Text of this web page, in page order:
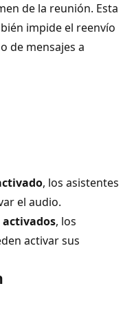
de la reunión. Esta
impide el reenvío
de mensajes a
, los asistentes
el audio.
, los
activar sus